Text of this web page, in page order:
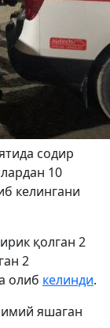
содир
10
келингани
қолган 2
2
олиб келинди.
яшаган